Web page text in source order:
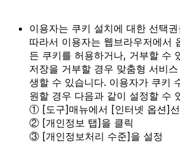
이용자는 쿠키 설치에 대한 선택
따라서 이용자는 웹브라우저에서
든 쿠키를 허용하거나, 거부할 수
저장을 거부할 경우 맞춤형 서비
생할 수 있습니다. 이용자가 쿠키
원할 경우 다음과 같이 설정할 수
① [도구]매뉴에서 [인터넷 옵션]
② [개인정보 탭]을 클릭
③ [개인정보처리 수준]을 설정